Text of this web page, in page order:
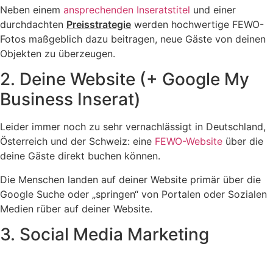
Neben einem ansprechenden Inseratstitel und einer
durchdachten Preisstrategie werden hochwertige FEWO-
Fotos maßgeblich dazu beitragen, neue Gäste von deinen
Objekten zu überzeugen.
2. Deine Website (+ Google My
Business Inserat)
Leider immer noch zu sehr vernachlässigt in Deutschland,
Österreich und der Schweiz: eine FEWO-Website über die
deine Gäste direkt buchen können.
Die Menschen landen auf deiner Website primär über die
Google Suche oder „springen“ von Portalen oder Sozialen
Medien rüber auf deiner Website.
3. Social Media Marketing